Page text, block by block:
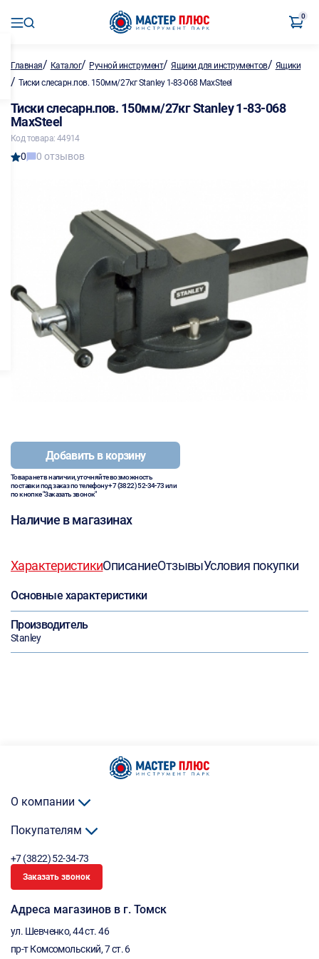
0
Главная/ Каталог/ Ручной инструмент/Ящики для инструментов/ Ящики
/ Тиски слесарн.пов. 150мм/27кг Stanley 1-83-068 MaxSteel
Тиски слесарн.пов. 150мм/27кг Stanley 1-83-068
MaxSteel
Код товара: 44914
0 0 отзывов
Добавить в корзину
Товара нет в наличии, уточняйте возможность
поставки под заказ по телефону+7 (3822) 52-34-73или
по кнопке "Заказать звонок"
Наличие в магазинах
ХарактеристикиОписаниеОтзывыУсловия покупки
Основные характеристики
Производитель
Stanley
О компании
Покупателям
+7 (3822) 52-34-73
Заказать звонок
Адреса магазинов в г. Томск
ул. Шевченко, 44 ст. 46
пр-т Комсомольский, 7 ст. 6